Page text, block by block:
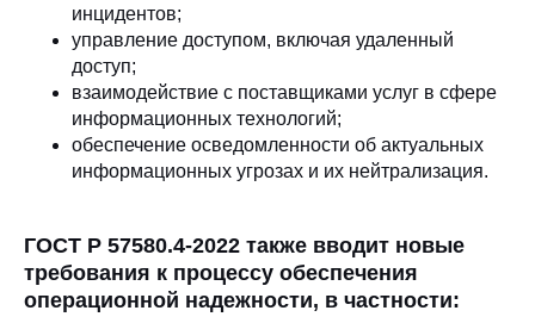
инцидентов;
управление доступом, включая удаленный
доступ;
взаимодействие с поставщиками услуг в сфере
информационных технологий;
обеспечение осведомленности об актуальных
информационных угрозах и их нейтрализация.
ГОСТ Р 57580.4-2022 также вводит новые
требования к процессу обеспечения
операционной надежности, в частности: